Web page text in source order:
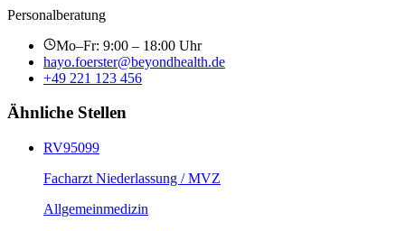
Personalberatung
Mo–Fr: 9:00 – 18:00 Uhr
hayo.foerster@beyondhealth.de
+49 221 123 456
Ähnliche Stellen
RV95099
Facharzt Niederlassung / MVZ
Allgemeinmedizin